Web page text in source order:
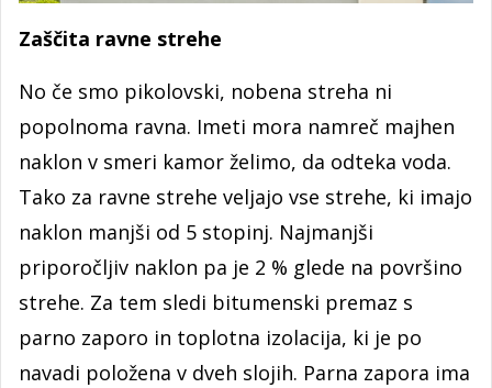
Zaščita ravne strehe
No če smo pikolovski, nobena streha ni
popolnoma ravna. Imeti mora namreč majhen
naklon v smeri kamor želimo, da odteka voda.
Tako za ravne strehe veljajo vse strehe, ki imajo
naklon manjši od 5 stopinj. Najmanjši
priporočljiv naklon pa je 2 % glede na površino
strehe. Za tem sledi bitumenski premaz s
parno zaporo in toplotna izolacija, ki je po
navadi položena v dveh slojih. Parna zapora ima